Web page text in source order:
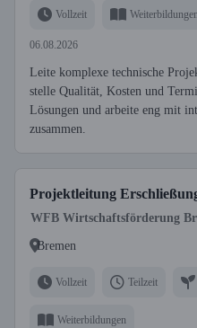
Vollzeit Weiterbildungen
06.08.2026
Leite komplexe technische
stelle Qualität, Kosten und
Lösungen und arbeite eng mit
zusammen.
Projektleitung
WFB Wirtschaftsförderung
Bremen
Vollzeit Teilzeit
Weiterbildungen